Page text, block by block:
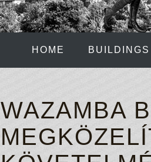
HOME BUILDINGS
WAZAMBA